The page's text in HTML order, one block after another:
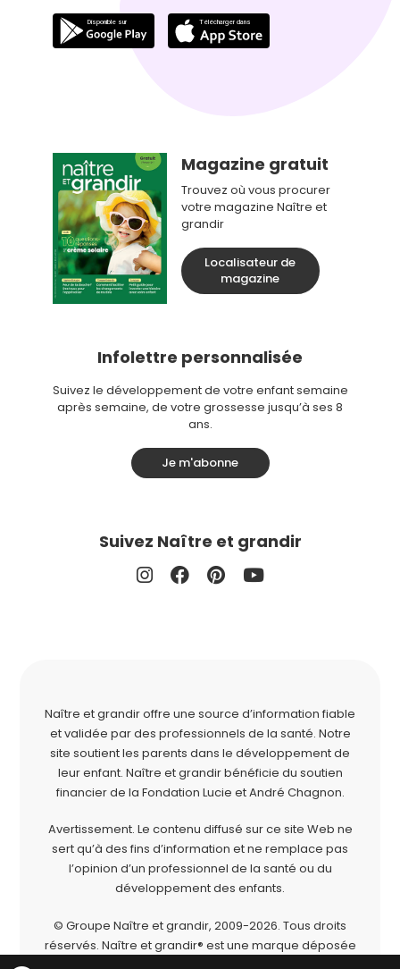
Magazine gratuit
Trouvez où vous procurer
votre magazine Naître et
grandir
Localisateur de
magazine
Infolettre personnalisée
Suivez le développement de votre enfant semaine
après semaine, de votre grossesse jusqu’à ses 8
ans.
Je m'abonne
Suivez Naître et grandir
Naître et grandir offre une source d’information fiable
et validée par des professionnels de la santé. Notre
site soutient les parents dans le développement de
leur enfant. Naître et grandir bénéficie du soutien
financier de la Fondation Lucie et André Chagnon.
Avertissement. Le contenu diffusé sur ce site Web ne
sert qu’à des fins d’information et ne remplace pas
l’opinion d’un professionnel de la santé ou du
développement des enfants.
© Groupe Naître et grandir, 2009-2026. Tous droits
réservés. Naître et grandir® est une marque déposée